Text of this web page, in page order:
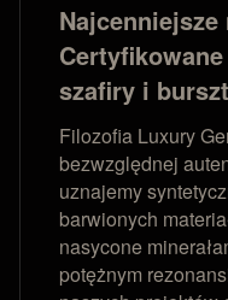
szafiry i
Filozofia Luxury
bezwzględnej
uznajemy
barwionych
nasycone
potężnym